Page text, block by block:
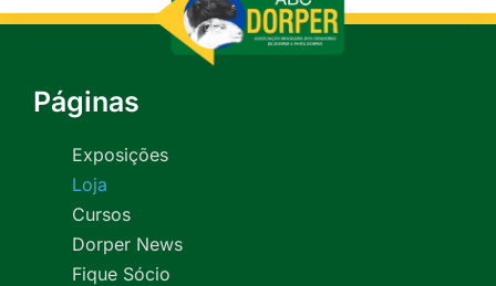
Páginas
Exposições
Loja
Cursos
Dorper News
Fique Sócio